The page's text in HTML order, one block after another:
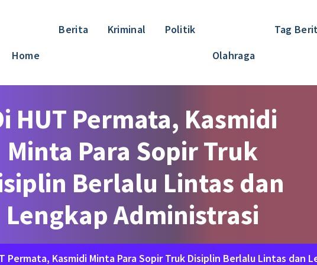
Home
Berita Kriminal
Politik
Olahraga
Tag
HUT Permata, Kasmidi
Minta Para Sopir Truk
Berlalu Lintas dan
Lengkap Administrasi
Permata, Kasmidi Minta Para Sopir Truk Disiplin Berlalu Lintas dan